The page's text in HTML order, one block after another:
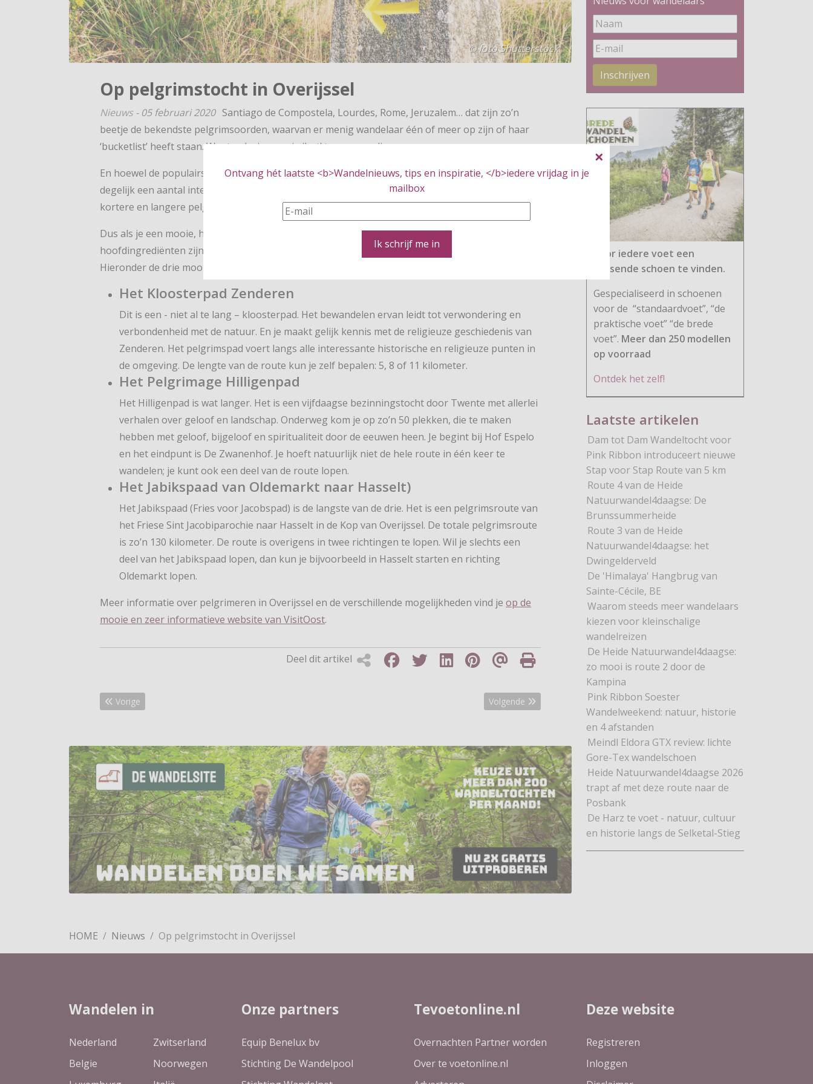
Ontvang hét laatste <b>Wandelnieuws, tips en inspiratie, </b>iedere vrijdag in je
mailbox
Ik schrijf me in
© foto Shutterstock
Op pelgrimstocht in Overijssel
Nieuws - 05 februari 2020 Santiago de Compostela, Lourdes, Rome, Jeruzalem… dat zijn zo’n
beetje de bekendste pelgrimsoorden, waarvan er menig wandelaar één of meer op zijn of haar
‘bucketlist’ heeft staan. Want pelgrimeren in ‘hot’ tegenwoordig.
En hoewel de populairste pelgrimsoorden niet in Nederland zijn te vinden, telt Nederland wel
degelijk een aantal interessante pelgrimsroutes. Zo ook in Overijssel. Daar zijn een drietal
kortere en langere pelgrimsroutes ontwikkeld die voor elke wandelaar zeer de moeite waard zijn.
Dus als je een mooie, historische route wilt wandelen, waarbij natuur en religie de
hoofdingrediënten zijn, loop dan eens een pelgrimspad. En om te beginnen in eigen land.
Hieronder de drie mooiste pelgrimsroutes in Overijssel.
Het Kloosterpad Zenderen
Dit is een - niet al te lang – kloosterpad. Het bewandelen ervan leidt tot verwondering en
verbondenheid met de natuur. En je maakt gelijk kennis met de religieuze geschiedenis van
Zenderen. Het pelgrimspad voert langs alle interessante historische en religieuze punten in
de omgeving. De lengte van de route kun je zelf bepalen: 5, 8 of 11 kilometer.
Het Pelgrimage Hilligenpad
Het Hilligenpad is wat langer. Het is een vijfdaagse bezinningstocht door Twente met allerlei
verhalen over geloof en landschap. Onderweg kom je op zo’n 50 plekken, die te maken
hebben met geloof, bijgeloof en spiritualiteit door de eeuwen heen. Je begint bij Hof Espelo
en het eindpunt is De Zwanenhof. Je hoeft natuurlijk niet de hele route in één keer te
wandelen; je kunt ook een deel van de route lopen.
Het Jabikspaad van Oldemarkt naar Hasselt)
Het Jabikspaad (Fries voor Jacobspad) is de langste van de drie. Het is een pelgrimsroute van
het Friese Sint Jacobiparochie naar Hasselt in de Kop van Overijssel. De totale pelgrimsroute
is zo’n 130 kilometer. De route is overigens in twee richtingen te lopen. Wil je slechts een
deel van het Jabikspaad lopen, dan kun je bijvoorbeeld in Hasselt starten en richting
Oldemarkt lopen.
Meer informatie over pelgrimeren in Overijssel en de verschillende mogelijkheden vind jeop de
mooie en zeer informatieve website van VisitOost.
Deel dit artikel
Vorig artikel: Flinke verbetering Baanbrekerpad
Vorige Volgende artikel: Doe mee met Warmetruiendag 2020
Volgende
Inschrijven
Voor iedere voet een
passende schoen te vinden.
Gespecialiseerd in schoenen
voor de “standaardvoet”, “de
praktische voet” “de brede
voet”. Meer dan 250 modellen
op voorraad
Ontdek het zelf!
Laatste artikelen
Dam tot Dam Wandeltocht voor
Pink Ribbon introduceert nieuwe
Stap voor Stap Route van 5 km
Route 4 van de Heide
Natuurwandel4daagse: De
Brunssummerheide
Route 3 van de Heide
Natuurwandel4daagse: het
Dwingelderveld
De 'Himalaya' Hangbrug van
Sainte-Cécile, BE
Waarom steeds meer wandelaars
kiezen voor kleinschalige
wandelreizen
De Heide Natuurwandel4daagse:
zo mooi is route 2 door de
Kampina
Pink Ribbon Soester
Wandelweekend: natuur, historie
en 4 afstanden
Meindl Eldora GTX review: lichte
Gore-Tex wandelschoen
Heide Natuurwandel4daagse 2026
trapt af met deze route naar de
Posbank
De Harz te voet - natuur, cultuur
en historie langs de Selketal-Stieg
HOME Nieuws Op pelgrimstocht in Overijssel
Wandelen in
Nederland
Belgie
Zwitserland
Noorwegen
Onze partners
Equip Benelux bv
Stichting De Wandelpool
Tevoetonline.nl
Overnachten Partner worden
Over te voetonline.nl
Deze website
Registreren
Inloggen